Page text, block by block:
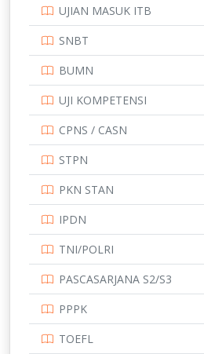
STIP
UNIVERSITAS AIRLANGGA
UNIVERSITAS CENDRAWASIH
UJIAN MASUK ITB
SNBT
BUMN
UJI KOMPETENSI
CPNS / CASN
STPN
PKN STAN
IPDN
TNI/POLRI
PASCASARJANA S2/S3
PPPK
TOEFL